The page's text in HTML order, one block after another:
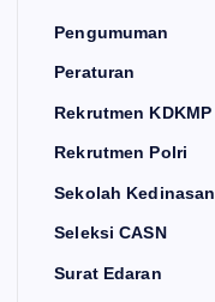
Pengumuman
Peraturan
Rekrutmen KDKMP
Rekrutmen Polri
Sekolah Kedinasan
Seleksi CASN
Surat Edaran